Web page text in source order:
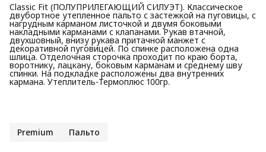
Classic Fit (ПОЛУПРИЛЕГАЮЩИЙ СИЛУЭТ). Классическое
двубортное утепленное пальто с застежкой на пуговицы, с
нагрудным карманом листочкой и двумя боковыми
накладными карманами с клапанами. Рукав втачной,
двухшовный, внизу рукава притачной манжет с
декоративной пуговицей. По спинке расположена одна
шлица. Отделочная сторочка проходит по краю борта,
воротнику, лацкану, боковым карманам и среднему шву
спинки. На подкладке расположены два внутренних
кармана. Утеплитель-Термоплюс 100гр.
Premium Пальто